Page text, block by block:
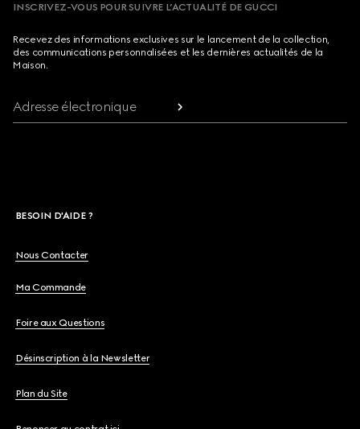
INSCRIVEZ-VOUS POUR SUIVRE L’ACTUALITÉ DE GUCCI
Recevez des informations exclusives sur le lancement de la collection,
des communications personnalisées et les dernières actualités de la
Maison.
Adresse électronique
BESOIN D'AIDE ?
Nous Contacter
Ma Commande
Foire aux Questions
Désinscription à la Newsletter
Plan du Site